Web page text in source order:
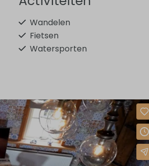
Wandelen
Fietsen
Watersporten
Golfen
Zwemmen
Badkamer